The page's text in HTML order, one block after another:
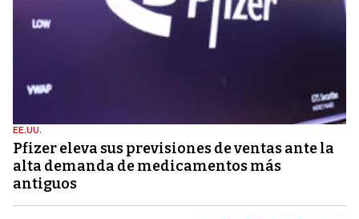
EE.UU.
Pfizer eleva sus previsiones de ventas ante la
alta demanda de medicamentos más
antiguos